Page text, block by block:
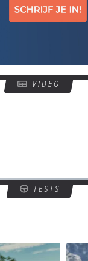
VIDEO
TESTS